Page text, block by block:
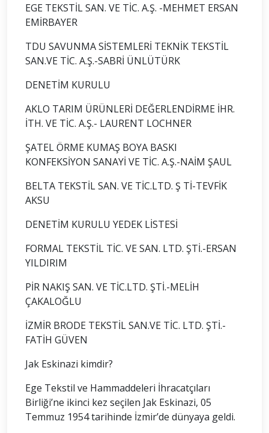
EGE TEKSTİL SAN. VE TİC. A.Ş. -MEHMET ERSAN
EMİRBAYER
TDU SAVUNMA SİSTEMLERİ TEKNİK TEKSTİL
SAN.VE TİC. A.Ş.-SABRİ ÜNLÜTÜRK
DENETİM KURULU
AKLO TARIM ÜRÜNLERİ DEĞERLENDİRME İHR.
İTH. VE TİC. A.Ş.- LAURENT LOCHNER
ŞATEL ÖRME KUMAŞ BOYA BASKI
KONFEKSİYON SANAYİ VE TİC. A.Ş.-NAİM ŞAUL
BELTA TEKSTİL SAN. VE TİC.LTD. Ş Tİ-TEVFİK
AKSU
DENETİM KURULU YEDEK LİSTESİ
FORMAL TEKSTİL TİC. VE SAN. LTD. ŞTİ.-ERSAN
YILDIRIM
PİR NAKIŞ SAN. VE TİC.LTD. ŞTİ.-MELİH
ÇAKALOĞLU
İZMİR BRODE TEKSTİL SAN.VE TİC. LTD. ŞTİ.-
FATİH GÜVEN
Jak Eskinazi kimdir?
Ege Tekstil ve Hammaddeleri İhracatçıları
Birliği’ne ikinci kez seçilen Jak Eskinazi, 05
Temmuz 1954 tarihinde İzmir’de dünyaya geldi.